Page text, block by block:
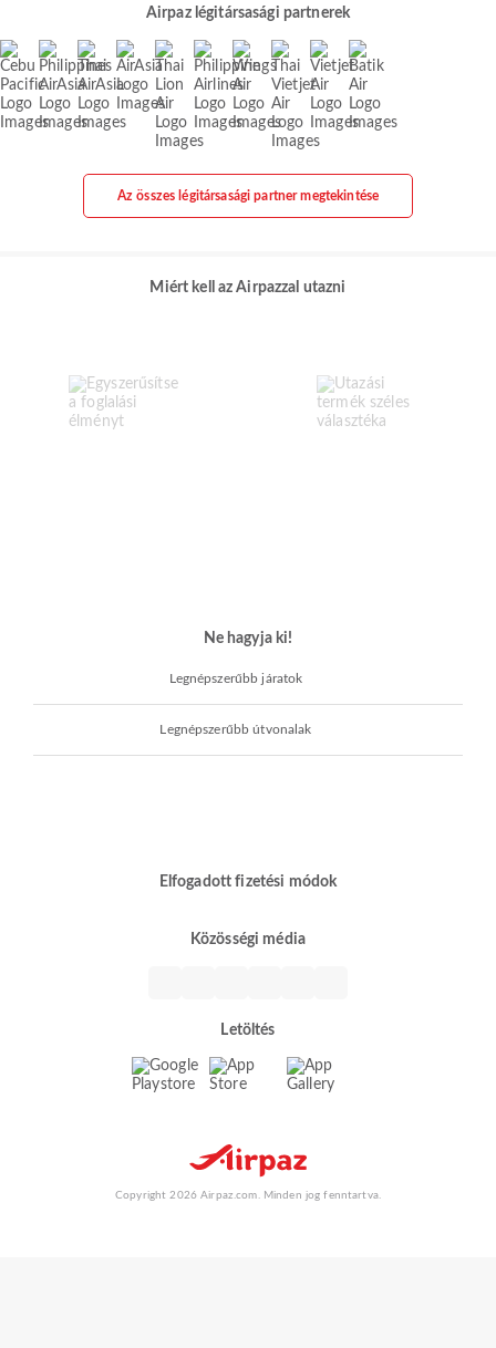
Airpaz légitársasági partnerek
Az összes légitársasági partner megtekintése
Miért kell az Airpazzal utazni
Ne hagyja ki!
Legnépszerűbb járatok
Legnépszerűbb útvonalak
Elfogadott fizetési módok
Közösségi média
Letöltés
Copyright 2026 Airpaz.com. Minden jog fenntartva.